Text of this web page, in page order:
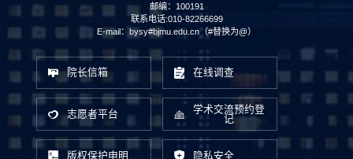
邮编：100191
联系电话:010-82266699
E-mail：bysy#bjmu.edu.cn（#替换为@）
院长信箱 在线调查
志愿者平台
学术交流预约登
记
版权保护申明 隐私安全